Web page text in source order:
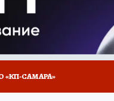
«КП-САМАРА»